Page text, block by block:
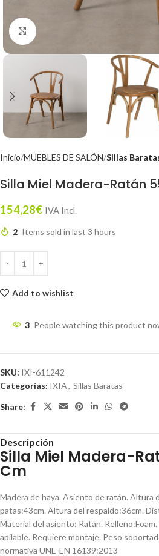
Click to enlarge
Inicio MUEBLES DE SALÓN Sillas
Silla Miel Madera-Ratán
154,28€ IVA Incl.
2 Items sold in last 3 hours
Add to wishlist
3 People watching this product
SKU: IXI-611242
Categorías: IXIA, Sillas Baratas
Share:
Descripción
Silla Miel Madera-
Cm
Madera de haya. Asiento de ratán. Altura
patas:43cm. Altura del respaldo:36cm.
Material del asiento: Ratán.
apilable. Requiere montaje. Peso
normativa UNE-EN 16139:2013